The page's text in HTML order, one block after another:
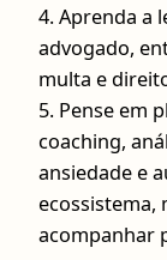
4. Aprenda a
advogado,
multa e
5. Pense em
coaching,
ansiedade e
ecossistema,
acompanhar